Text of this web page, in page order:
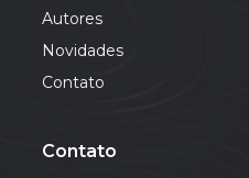
Autores
Novidades
Contato
Contato